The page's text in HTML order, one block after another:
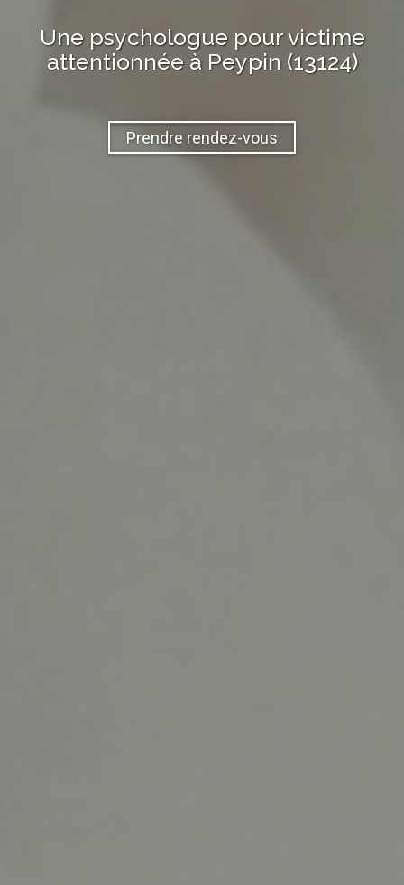
Une psychologue pour victime
attentionnée à Peypin (13124)
Prendre rendez-vous